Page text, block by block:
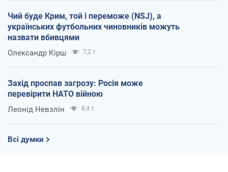
Чий буде Крим, той і переможе (NSJ), а
українських футбольних чиновників можуть
назвати вбивцями
Олександр Кірш 7,2 т.
Захід проспав загрозу: Росія може
перевірити НАТО війною
Леонід Невзлін 8,4 т.
Всі думки